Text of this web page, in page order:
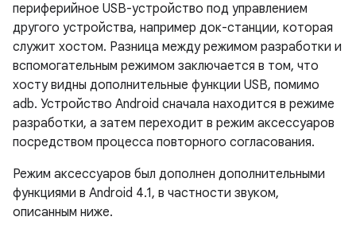
периферийное USB-устройство под управлением
другого устройства, например док-станции, которая
служит хостом. Разница между режимом разработки и
вспомогательным режимом заключается в том, что
хосту видны дополнительные функции USB, помимо
adb. Устройство Android сначала находится в режиме
разработки, а затем переходит в режим аксессуаров
посредством процесса повторного согласования.
Режим аксессуаров был дополнен дополнительными
функциями в Android 4.1, в частности звуком,
описанным ниже.